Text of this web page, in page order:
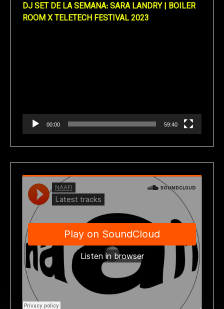
DJ SET DE LA SEMANA: SARA LANDRY | BOILER
ROOM X TELETECH FESTIVAL 2023
00:00 59:40